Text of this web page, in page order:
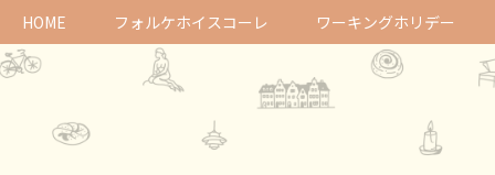
HOME フォルケホイスコーレ ワーキングホリデー